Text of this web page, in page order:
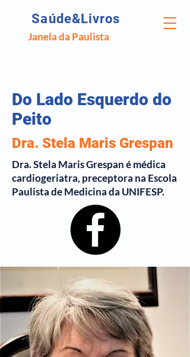
Saúde&Livros
Janela da Paulista
Do Lado Esquerdo do
Peito
Dra. Stela Maris Grespan
Dra. Stela Maris Grespan é médica
cardiogeriatra, preceptora na Escola
Paulista de Medicina da UNIFESP.